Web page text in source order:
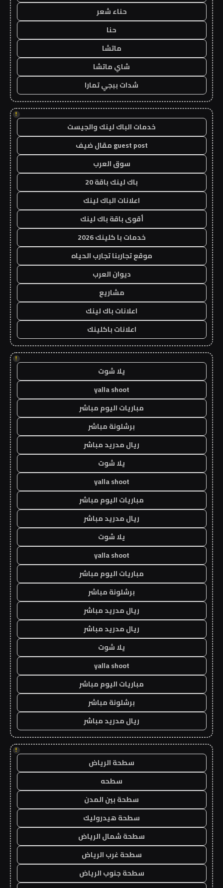
حناء شعر
حنا
ماتشا
شاي ماتشا
شدات ببجي تمارا
!
خدمات الباك لينك والجيست
guest post مقال ضيف
سوق العرب
باك لينك باقة 20
اعلانات الباك لينك
أقوى باقة باك لينك
خدمات با كلينك 2026
موقع تجاربنا تجارب الحياه
ديوان العرب
مشاريع
اعلانات باك لينك
اعلانات باكلينك
!
يلا شوت
yalla shoot
مباريات اليوم مباشر
برشلونة مباشر
ريال مدريد مباشر
يلا شوت
yalla shoot
مباريات اليوم مباشر
ريال مدريد مباشر
يلا شوت
yalla shoot
مباريات اليوم مباشر
برشلونة مباشر
ريال مدريد مباشر
ريال مدريد مباشر
يلا شوت
yalla shoot
مباريات اليوم مباشر
برشلونة مباشر
ريال مدريد مباشر
!
سطحة الرياض
سطحه
سطحة بين المدن
سطحة هيدروليك
سطحة شمال الرياض
سطحة غرب الرياض
سطحة جنوب الرياض